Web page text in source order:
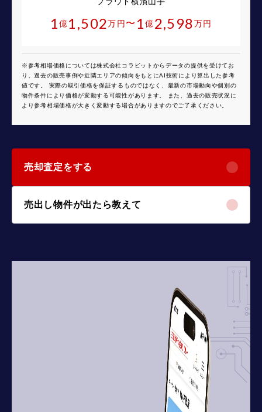
1億1,502万円 〜 1億2,598万円
※参考相場価格については株式会社コラビットからデータの提供を受けてお
り、過去の販売事例や近隣エリアの傾向をもとにAI技術により算出した参考
値です。 実際の取引価格を保証するものではなく、最新の市場動向や個別の
物件条件により価格が変動する可能性があります。 また、過去の販売状況に
より参考相場価格が大きく変動する場合がありますのでご了承ください。
売却査定をする
売出し物件が出たら教えて